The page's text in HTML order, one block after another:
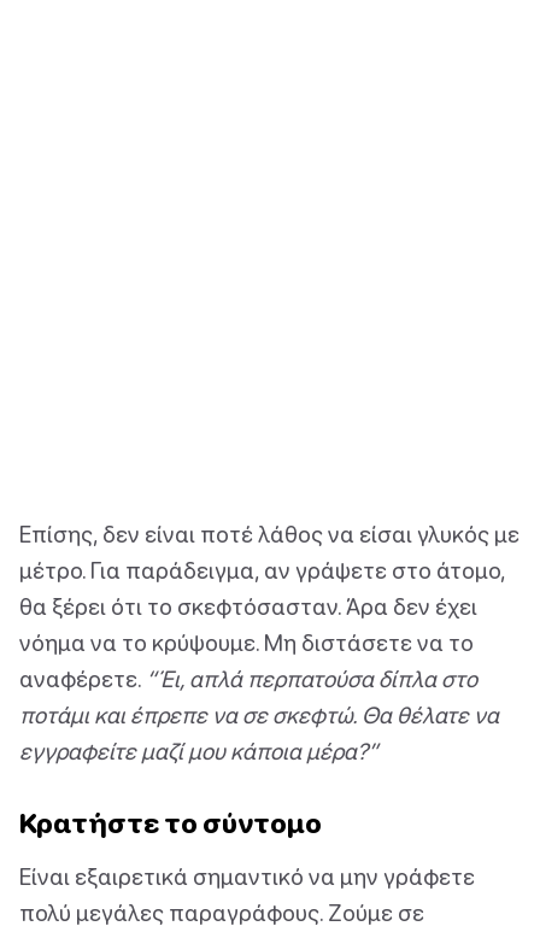
Επίσης, δεν είναι ποτέ λάθος να είσαι γλυκός με
μέτρο. Για παράδειγμα, αν γράψετε στο άτομο,
θα ξέρει ότι το σκεφτόσασταν. Άρα δεν έχει
νόημα να το κρύψουμε. Μη διστάσετε να το
αναφέρετε. “Έι, απλά περπατούσα δίπλα στο
ποτάμι και έπρεπε να σε σκεφτώ. Θα θέλατε να
εγγραφείτε μαζί μου κάποια μέρα?”
Κρατήστε το σύντομο
Είναι εξαιρετικά σημαντικό να μην γράφετε
πολύ μεγάλες παραγράφους. Ζούμε σε